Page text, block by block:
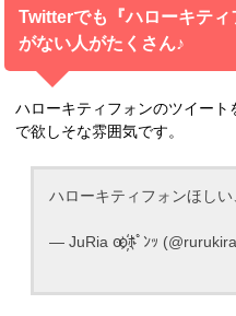
Twitterでも『ハローキティ
がない人がたくさん♪
ハローキティフォンのツイー
で欲しそな雰囲気です。
ハローキティフォンほしい
— JuRia ꙭ҉ﾎﾟﾝｯ